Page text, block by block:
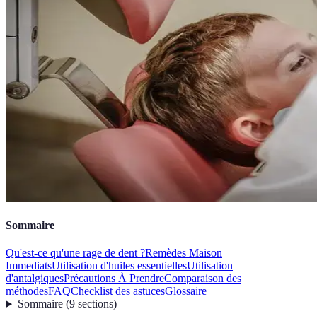
Sommaire
Qu'est-ce qu'une rage de dent ?Remèdes Maison
ImmediatsUtilisation d'huiles essentiellesUtilisation
d'antalgiquesPrécautions À PrendreComparaison des
méthodesFAQChecklist des astucesGlossaire
Sommaire(9 sections)